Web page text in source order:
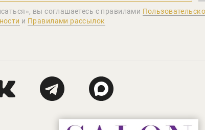
вы соглашаетеcь с правилами
и Правилами рассылок